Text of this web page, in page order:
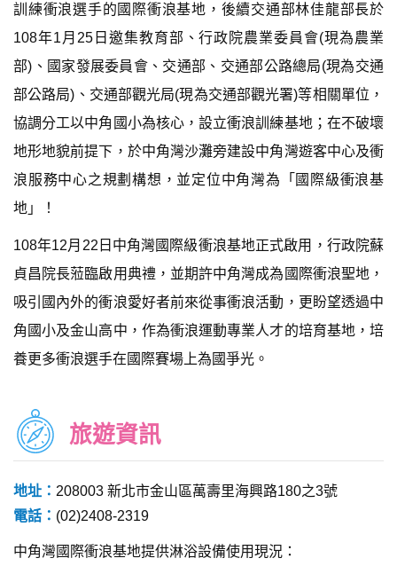
訓練衝浪選手的國際衝浪基地，後續交通部林佳龍部長於
108年1月25日邀集教育部、行政院農業委員會(現為農業
部)、國家發展委員會、交通部、交通部公路總局(現為交通
部公路局)、交通部觀光局(現為交通部觀光署)等相關單位，
協調分工以中角國小為核心，設立衝浪訓練基地；在不破壞
地形地貌前提下，於中角灣沙灘旁建設中角灣遊客中心及衝
浪服務中心之規劃構想，並定位中角灣為「國際級衝浪基
地」！
108年12月22日中角灣國際級衝浪基地正式啟用，行政院蘇
貞昌院長蒞臨啟用典禮，並期許中角灣成為國際衝浪聖地，
吸引國內外的衝浪愛好者前來從事衝浪活動，更盼望透過中
角國小及金山高中，作為衝浪運動專業人才的培育基地，培
養更多衝浪選手在國際賽場上為國爭光。
旅遊資訊
地址： 208003 新北市金山區萬壽里海興路180之3號
電話： (02)2408-2319
中角灣國際衝浪基地提供淋浴設備使用現況：